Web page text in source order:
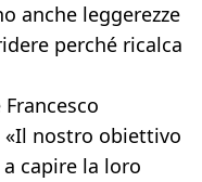
anche leggerezze
perché ricalca
nostro obiettivo
capire la loro